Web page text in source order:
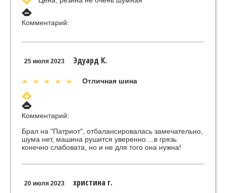
Комментарий:
25 июля 2023 Эдуард К.
Отличная шина
Комментарий:
Брал на "Патриот", отбалансировалась замечательно,
шума нет, машина рушится уверенно....в грязь
конечно слабовата, но и не для того она нужна!
20 июля 2023 христина г.